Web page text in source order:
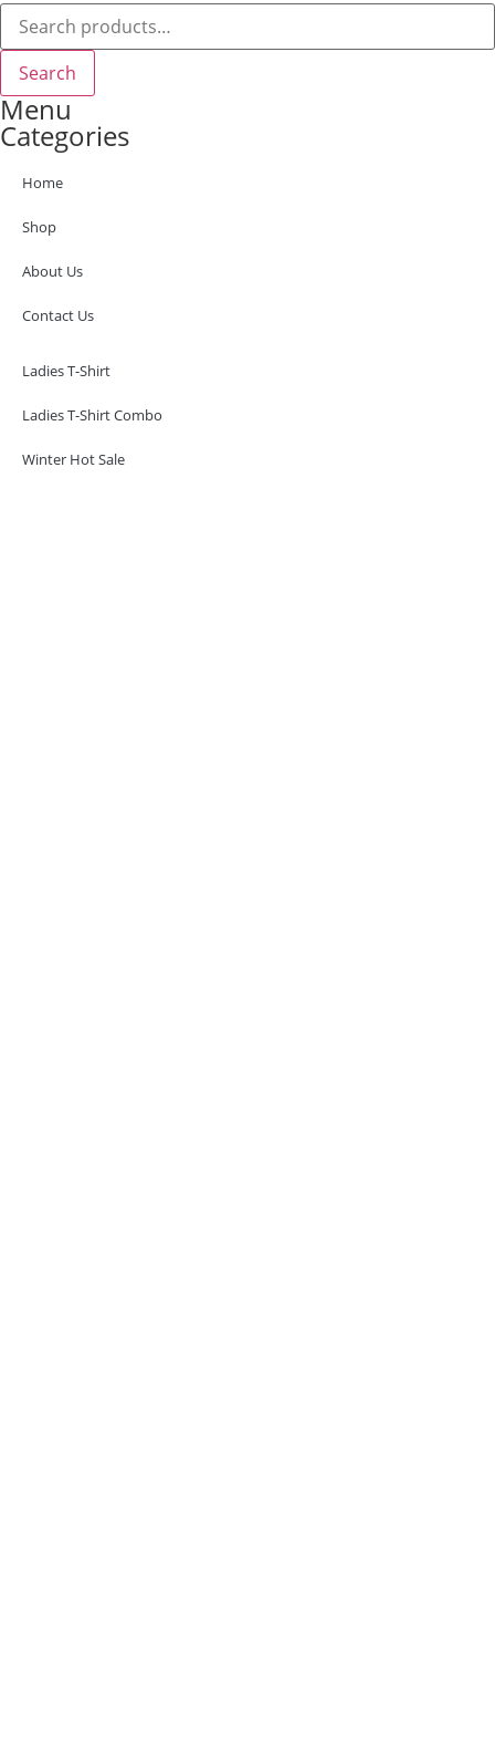
Search
Menu
Categories
Home
Shop
About Us
Contact Us
Ladies T-Shirt
Ladies T-Shirt Combo
Winter Hot Sale